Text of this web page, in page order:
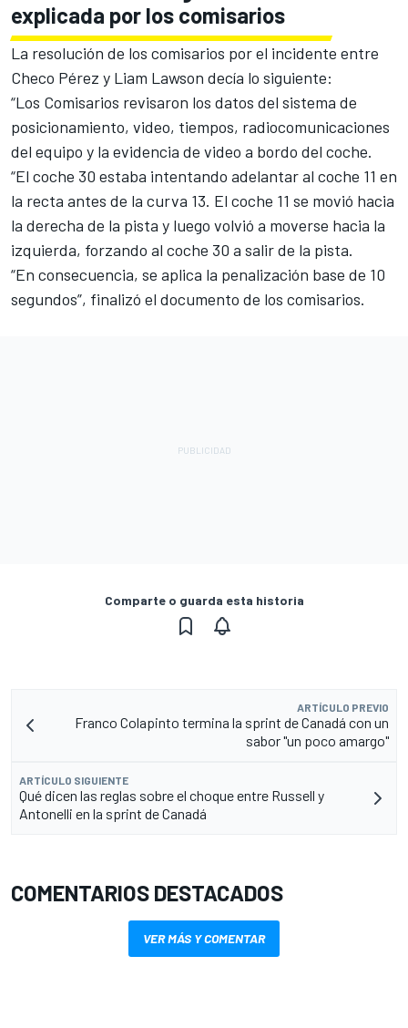
explicada por los comisarios
La resolución de los comisarios por el incidente entre
Checo Pérez y Liam Lawson decía lo siguiente:
“Los Comisarios revisaron los datos del sistema de
posicionamiento, video, tiempos, radiocomunicaciones
del equipo y la evidencia de video a bordo del coche.
“El coche 30 estaba intentando adelantar al coche 11 en
la recta antes de la curva 13. El coche 11 se movió hacia
la derecha de la pista y luego volvió a moverse hacia la
izquierda, forzando al coche 30 a salir de la pista.
“En consecuencia, se aplica la penalización base de 10
segundos”, finalizó el documento de los comisarios.
Comparte o guarda esta historia
ARTÍCULO PREVIO
Franco Colapinto termina la sprint de Canadá con un
sabor "un poco amargo"
ARTÍCULO SIGUIENTE
Qué dicen las reglas sobre el choque entre Russell y
Antonelli en la sprint de Canadá
COMENTARIOS DESTACADOS
VER MÁS Y COMENTAR